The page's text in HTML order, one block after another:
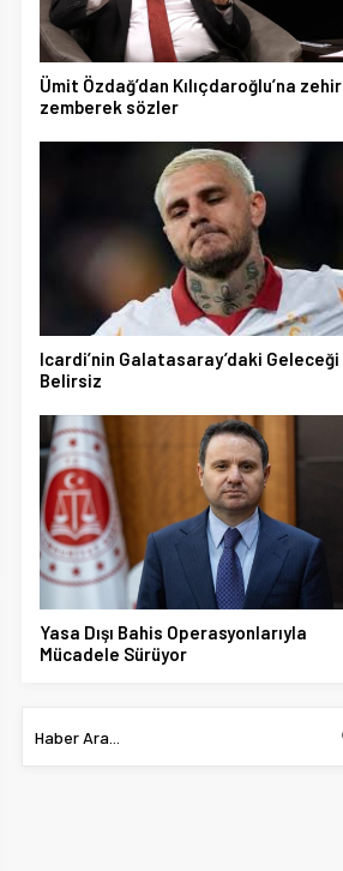
Ümit Özdağ’dan Kılıçdaroğlu’na zehir
zemberek sözler
Icardi’nin Galatasaray’daki Geleceği
Belirsiz
Yasa Dışı Bahis Operasyonlarıyla
Mücadele Sürüyor